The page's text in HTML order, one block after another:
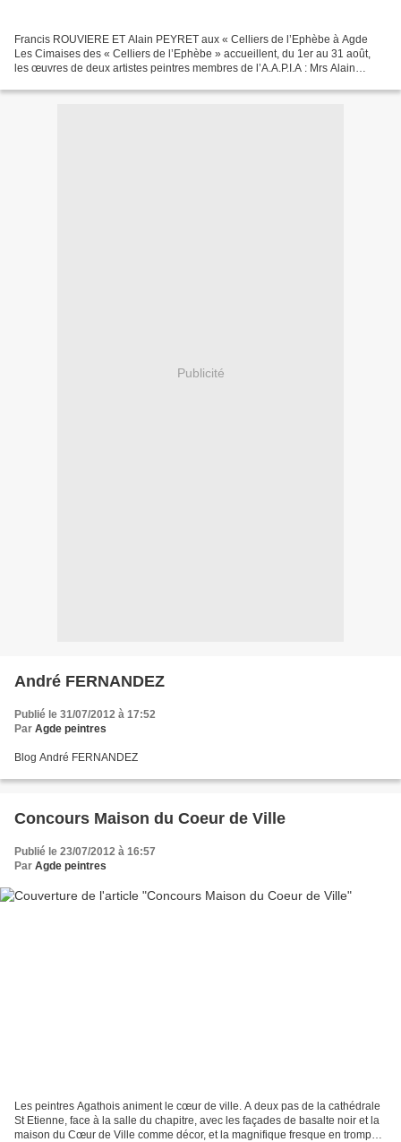
Francis ROUVIERE ET Alain PEYRET aux « Celliers de l’Ephèbe à Agde
Les Cimaises des « Celliers de l’Ephèbe » accueillent, du 1er au 31 août,
les œuvres de deux artistes peintres membres de l’A.A.P.I.A : Mrs Alain
Publicité
André FERNANDEZ
Publié le 31/07/2012 à 17:52
Par Agde peintres
Blog André FERNANDEZ
Concours Maison du Coeur de Ville
Publié le 23/07/2012 à 16:57
Par Agde peintres
Les peintres Agathois animent le cœur de ville. A deux pas de la cathédrale
St Etienne, face à la salle du chapitre, avec les façades de basalte noir et la
maison du Cœur de Ville comme décor, et la magnifique fresque en trompe